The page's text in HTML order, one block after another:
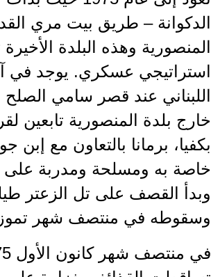
الدكوانة – طريق بيت مري
المنصورية وهذه البلدة
استراتيجي عسكري. يوجد في
اللبناني عند قصر سامي الصلح
خارج بلدة المنصورية تابعين
بكفيا، برمانا بالتعاون مع
خاصة به ومسلحة ومدربة على
وسقوطه في منتصف شهر تموز 1976.